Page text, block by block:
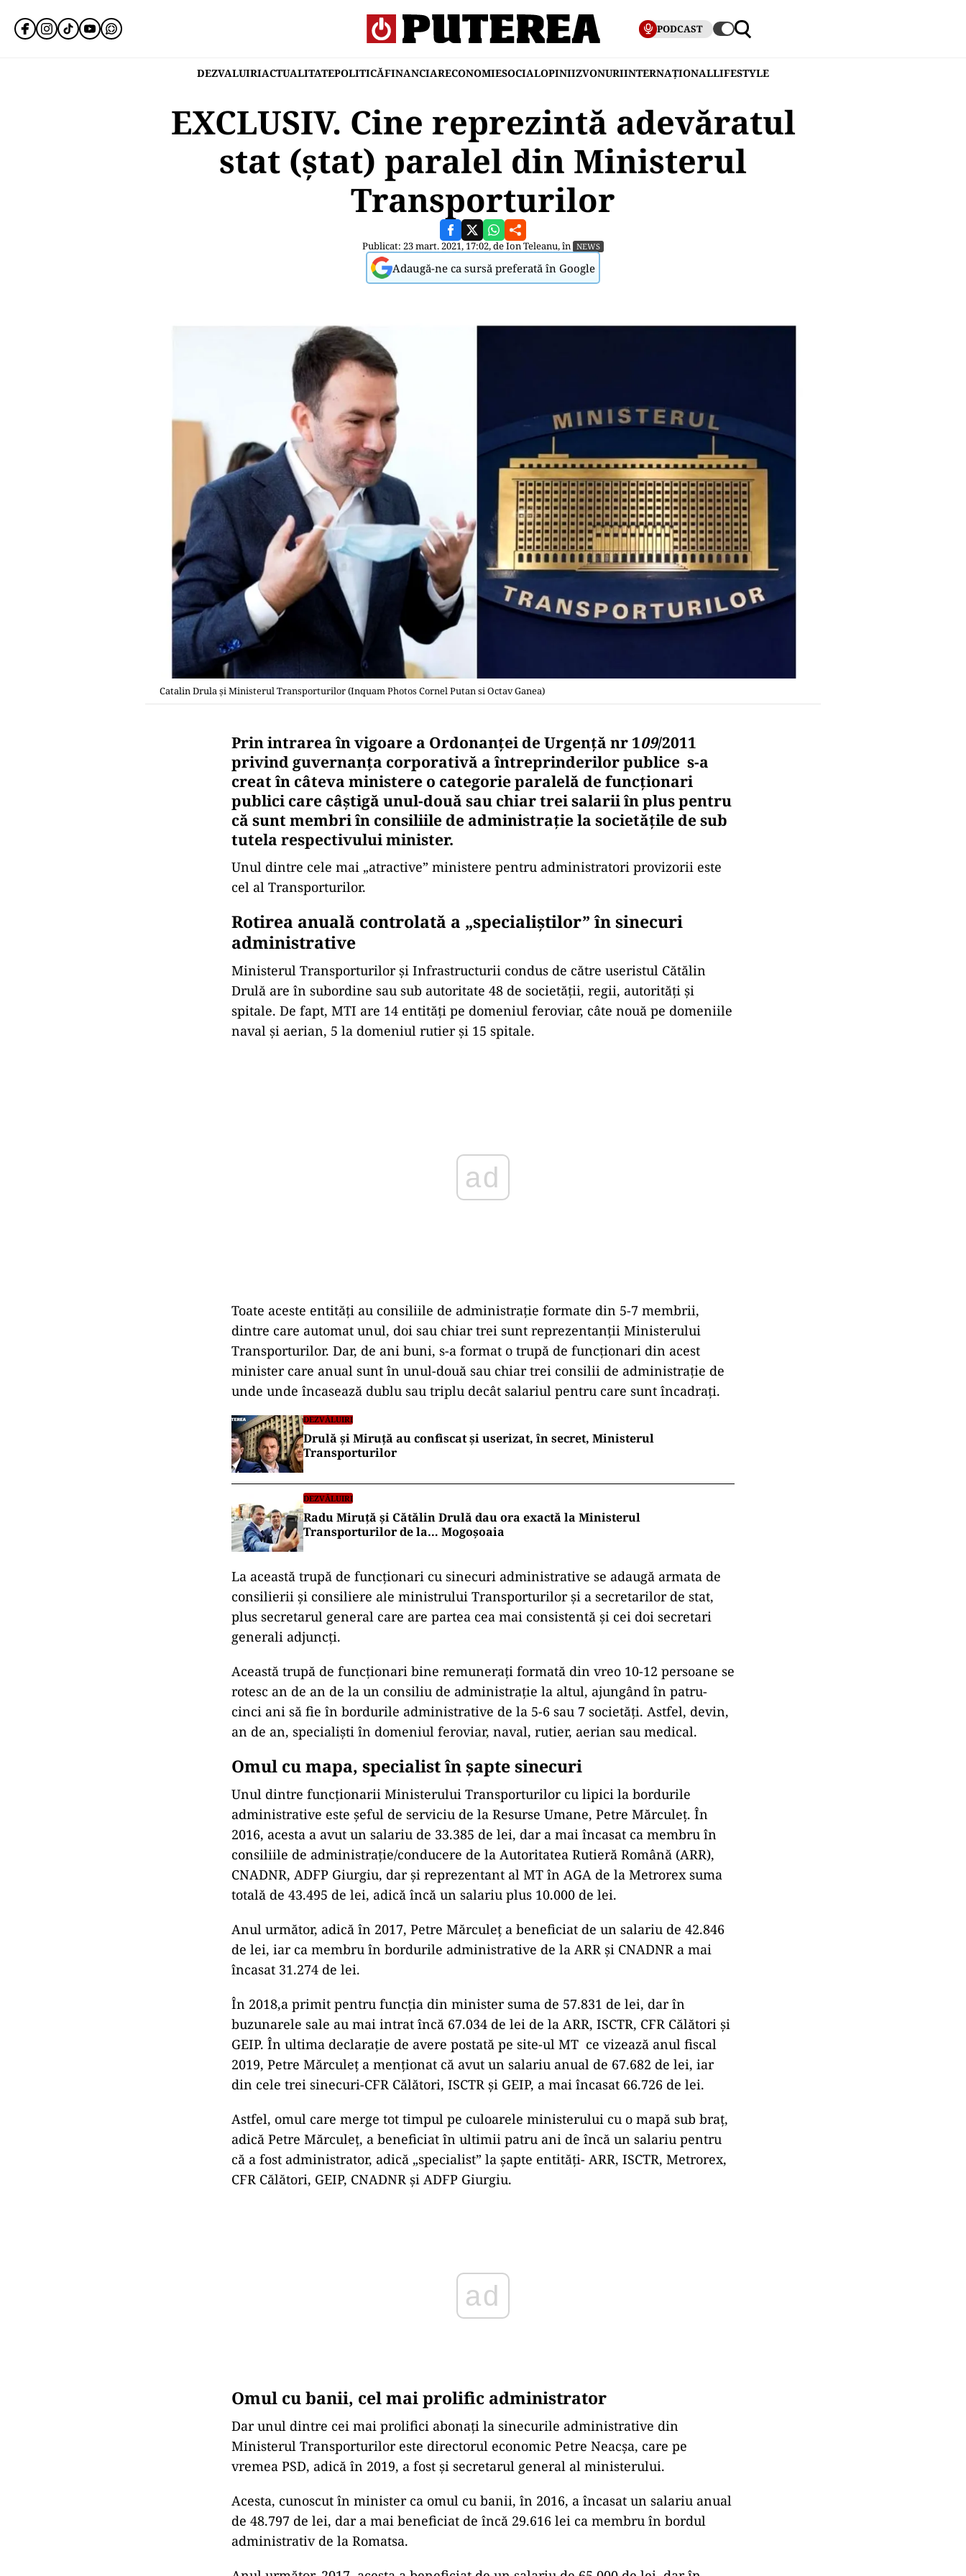
PODCAST
DEZVALUIRIACTUALITATEPOLITICĂFINANCIARECONOMIESOCIALOPINIIZVONURIINTERNAȚIONALLIFESTYLE
EXCLUSIV. Cine reprezintă adevăratul
stat (ștat) paralel din Ministerul
Transporturilor
Publicat: 23 mart. 2021, 17:02, deIon Teleanu, în NEWS
Adaugă-ne ca sursă preferată în Google
Catalin Drula și Ministerul Transporturilor (Inquam Photos Cornel Putan si Octav Ganea)
Prin intrarea în vigoare a Ordonanței de Urgență nr 109/2011
privind guvernanța corporativă a întreprinderilor publice s-a
creat în câteva ministere o categorie paralelă de funcționari
publici care câștigă unul-două sau chiar trei salarii în plus pentru
că sunt membri în consiliile de administrație la societățile de sub
tutela respectivului minister.
Unul dintre cele mai „atractive” ministere pentru administratori provizorii este
cel al Transporturilor.
Rotirea anuală controlată a „specialiștilor” în sinecuri
administrative
Ministerul Transporturilor și Infrastructurii condus de către useristul Cătălin
Drulă are în subordine sau sub autoritate 48 de societății, regii, autorități și
spitale. De fapt, MTI are 14 entități pe domeniul feroviar, câte nouă pe domeniile
naval și aerian, 5 la domeniul rutier și 15 spitale.
Toate aceste entități au consiliile de administrație formate din 5-7 membrii,
dintre care automat unul, doi sau chiar trei sunt reprezentanții Ministerului
Transporturilor. Dar, de ani buni, s-a format o trupă de funcționari din acest
minister care anual sunt în unul-două sau chiar trei consilii de administrație de
unde unde încasează dublu sau triplu decât salariul pentru care sunt încadrați.
DEZVĂLUIRI
Drulă și Miruță au confiscat și userizat, în secret, Ministerul
Transporturilor
DEZVĂLUIRI
Radu Miruță și Cătălin Drulă dau ora exactă la Ministerul
Transporturilor de la… Mogoșoaia
La această trupă de funcționari cu sinecuri administrative se adaugă armata de
consilierii și consiliere ale ministrului Transporturilor și a secretarilor de stat,
plus secretarul general care are partea cea mai consistentă și cei doi secretari
generali adjuncți.
Această trupă de funcționari bine remunerați formată din vreo 10-12 persoane se
rotesc an de an de la un consiliu de administrație la altul, ajungând în patru-
cinci ani să fie în bordurile administrative de la 5-6 sau 7 societăți. Astfel, devin,
an de an, specialiști în domeniul feroviar, naval, rutier, aerian sau medical.
Omul cu mapa, specialist în șapte sinecuri
Unul dintre funcționarii Ministerului Transporturilor cu lipici la bordurile
administrative este șeful de serviciu de la Resurse Umane, Petre Mărculeț. În
2016, acesta a avut un salariu de 33.385 de lei, dar a mai încasat ca membru în
consiliile de administrație/conducere de la Autoritatea Rutieră Română (ARR),
CNADNR, ADFP Giurgiu, dar și reprezentant al MT în AGA de la Metrorex suma
totală de 43.495 de lei, adică încă un salariu plus 10.000 de lei.
Anul următor, adică în 2017, Petre Mărculeț a beneficiat de un salariu de 42.846
de lei, iar ca membru în bordurile administrative de la ARR și CNADNR a mai
încasat 31.274 de lei.
În 2018,a primit pentru funcția din minister suma de 57.831 de lei, dar în
buzunarele sale au mai intrat încă 67.034 de lei de la ARR, ISCTR, CFR Călători și
GEIP. În ultima declarație de avere postată pe site-ul MT ce vizează anul fiscal
2019, Petre Mărculeț a menționat că avut un salariu anual de 67.682 de lei, iar
din cele trei sinecuri-CFR Călători, ISCTR și GEIP, a mai încasat 66.726 de lei.
Astfel, omul care merge tot timpul pe culoarele ministerului cu o mapă sub braț,
adică Petre Mărculeț, a beneficiat în ultimii patru ani de încă un salariu pentru
că a fost administrator, adică „specialist” la șapte entități- ARR, ISCTR, Metrorex,
CFR Călători, GEIP, CNADNR și ADFP Giurgiu.
ad
Omul cu banii, cel mai prolific administrator
Dar unul dintre cei mai prolifici abonați la sinecurile administrative din
Ministerul Transporturilor este directorul economic Petre Neacșa, care pe
vremea PSD, adică în 2019, a fost și secretarul general al ministerului.
Acesta, cunoscut în minister ca omul cu banii, în 2016, a încasat un salariu anual
de 48.797 de lei, dar a mai beneficiat de încă 29.616 lei ca membru în bordul
administrativ de la Romatsa.